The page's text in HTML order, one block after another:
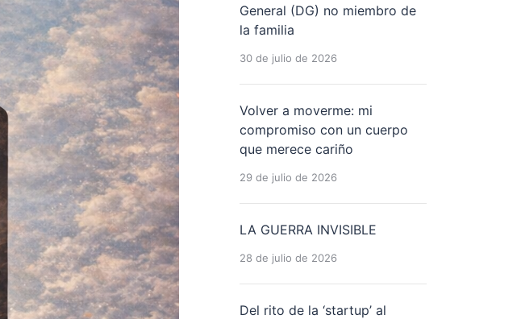
General (DG) no miembro de
la familia
30 de julio de 2026
Volver a moverme: mi
compromiso con un cuerpo
que merece cariño
29 de julio de 2026
LA GUERRA INVISIBLE
28 de julio de 2026
Del rito de la ‘startup’ al